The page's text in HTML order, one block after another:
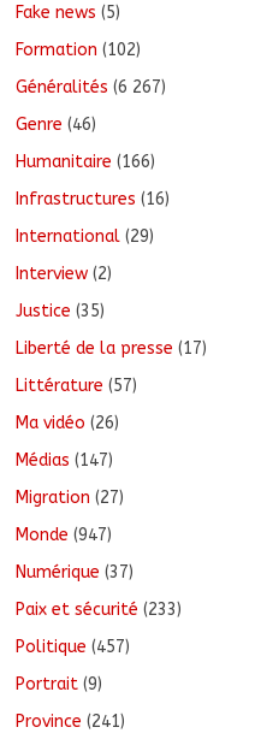
Fake news (5)
Formation (102)
Généralités (6 267)
Genre (46)
Humanitaire (166)
Infrastructures (16)
International (29)
Interview (2)
Justice (35)
Liberté de la presse (17)
Littérature (57)
Ma vidéo (26)
Médias (147)
Migration (27)
Monde (947)
Numérique (37)
Paix et sécurité (233)
Politique (457)
Portrait (9)
Province (241)